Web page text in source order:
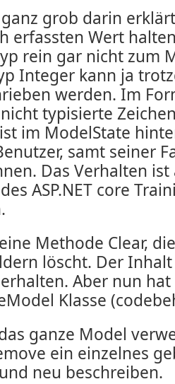
grob darin
erfassten Wert
rein gar nicht zum
Integer kann ja
werden. Im
typisierte
im ModelState
samt seiner
Das Verhalten
ASP.NET core
Methode Clear,
löscht. Der
Aber nun hat
Klasse
ganze Model
ein einzelnes
neu beschreiben.